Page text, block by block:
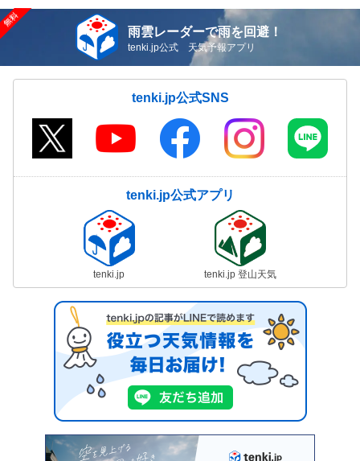
雨雲レーダーで雨を回避！
tenki.jp公式 天気予報アプリ
tenki.jp公式SNS
tenki.jp公式アプリ
tenki.jp tenki.jp 登山天気